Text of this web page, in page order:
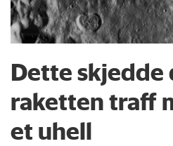
Dette skjedde
raketten traff
et uhell